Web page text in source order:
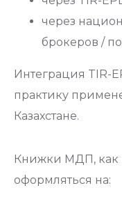
через
брокеров /
Интеграция TIR-
практику
Казахстане.
Книжки МДП, как
оформляться на: